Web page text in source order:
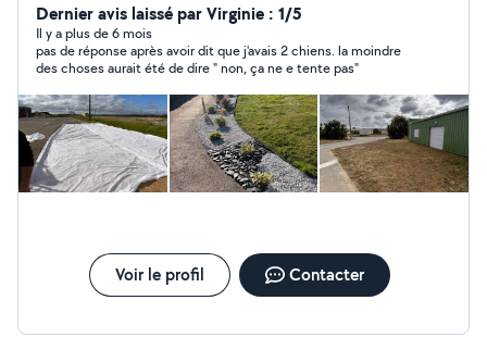
verts. Mes Services : - Tonte de Pelouse - Taille de Haies
Entretien et Aménagement Paysager Je suis à votre
disposition pour toute question.
Dernier avis laissé par Virginie : 1/5
Il y a plus de 6 mois
pas de réponse après avoir dit que j'avais 2 chiens. la moindre
des choses aurait été de dire " non, ça ne e tente pas"
Voir le profil Contacter